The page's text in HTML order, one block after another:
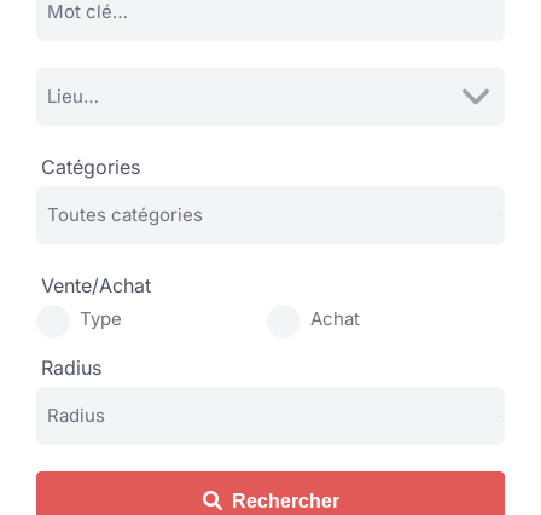
Catégories
Vente/Achat
Type Achat
Radius
Rechercher